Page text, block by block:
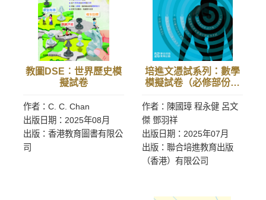
教圖DSE︰世界歷史模
擬試卷
作者：C. C. Chan
出版日期：2025年08月
出版：香港教育圖書有限公
司
培進文憑試系列：數學
模擬試卷（必修部份）
作者：陳國璋 程永健 呂文
傑 鄧羽祥
出版日期：2025年07月
出版：聯合培進教育出版
（香港）有限公司